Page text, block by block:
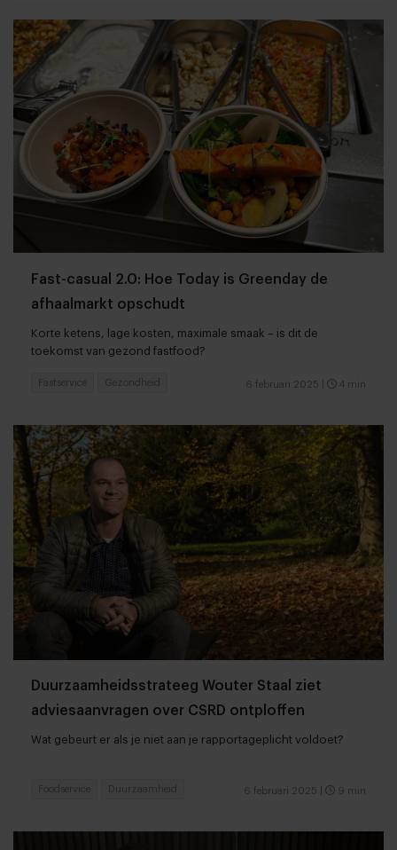
Fast-casual 2.0: Hoe Today is Greenday de
afhaalmarkt opschudt
Korte ketens, lage kosten, maximale smaak – is dit de
toekomst van gezond fastfood?
6 februari 2025 4 min
Fastservice Gezondheid
Duurzaamheidsstrateeg Wouter Staal ziet
adviesaanvragen over CSRD ontploffen
Wat gebeurt er als je niet aan je rapportageplicht voldoet?
6 februari 2025 9 min
Foodservice Duurzaamheid